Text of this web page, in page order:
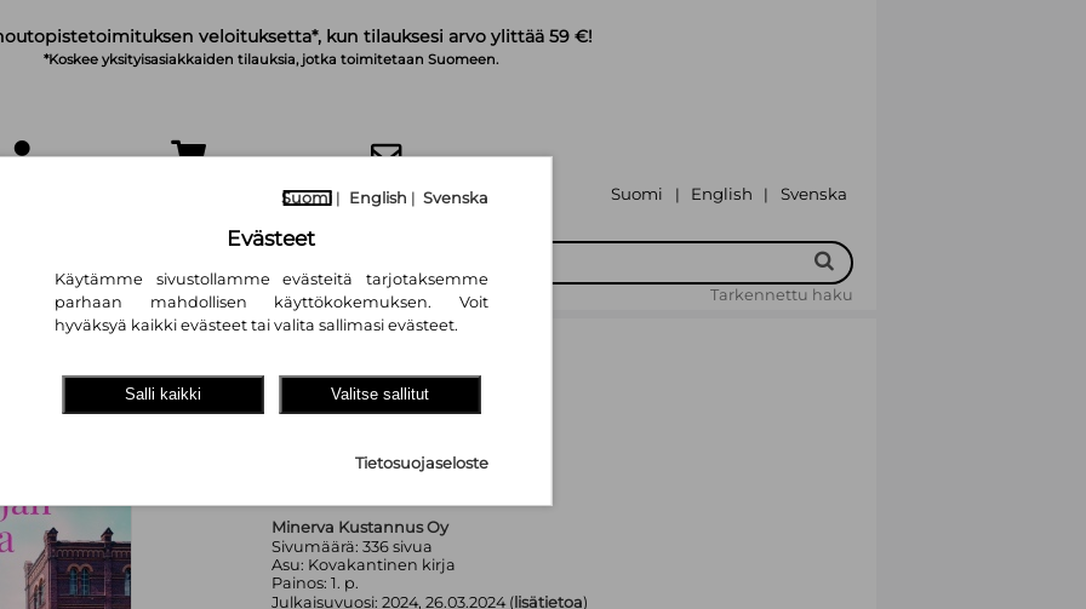
veloituksetta*, kun tilauksesi arvo ylittää 59 €!
*Koskee yksityisasiakkaiden tilauksia, jotka toimitetaan Suomeen.
TILAA UUTISKIRJE Suomi | English | Svenska
Tarkennettu haku
Tehtailijan rouva
Helena Steen
26,10 €
Minerva Kustannus Oy
Sivumäärä: 336sivua
Asu: Kovakantinen kirja
Painos: 1. p.
Julkaisuvuosi: 2024, 26.03.2024 (lisätietoa)
Suomi | English | Svenska
Evästeet
Käytämme sivustollamme evästeitä tarjotaksemme
parhaan mahdollisen käyttökokemuksen. Voit
hyväksyä kaikki evästeet tai valita sallimasi evästeet.
Salli kaikki Valitse sallitut
Tietosuojaseloste